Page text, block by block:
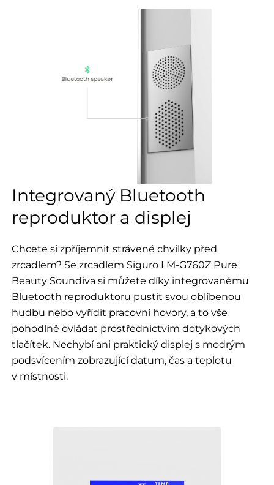
Integrovaný Bluetooth
reproduktor a displej
Chcete si zpříjemnit strávené chvilky před
zrcadlem? Se zrcadlem Siguro LM-G760Z Pure
Beauty Soundiva si můžete díky integrovanému
Bluetooth reproduktoru pustit svou oblíbenou
hudbu nebo vyřídit pracovní hovory, a to vše
pohodlně ovládat prostřednictvím dotykových
tlačítek. Nechybí ani praktický displej s modrým
podsvícením zobrazující datum, čas a teplotu
v místnosti.